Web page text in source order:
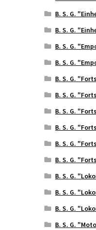
B. S. G.
B. S. G.
B. S. G.
B. S. G.
B. S. G.
B. S. G.
B. S. G.
B. S. G.
B. S. G.
B. S. G.
B. S. G.
B. S. G.
B. S. G.
B. S. G.